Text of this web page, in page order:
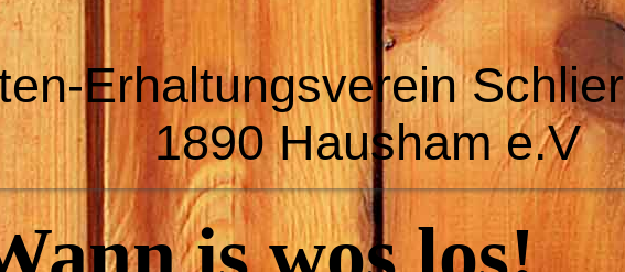
Erhaltungsverein Schlier
1890 Hausham e.V